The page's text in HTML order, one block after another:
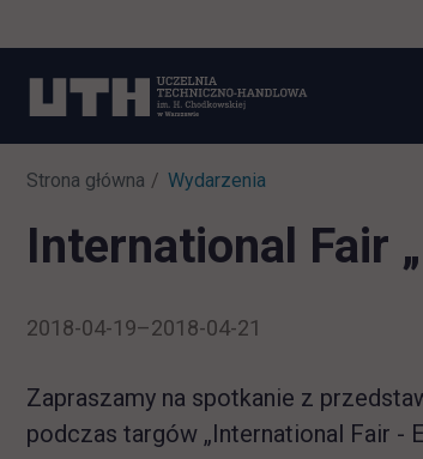
Strona główna Wydarzenia
International Fair
2018-04-19–2018-04-21
Zapraszamy na spotkanie z
podczas targów „International Fair -